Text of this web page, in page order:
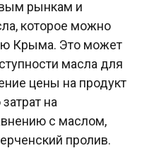
рынкам и
которое можно
Крыма. Это может
масла для
цены на продукт
на
с маслом,
пролив.